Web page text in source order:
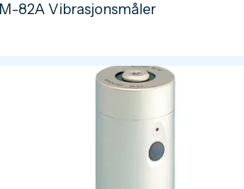
82A Vibrasjonsmåler